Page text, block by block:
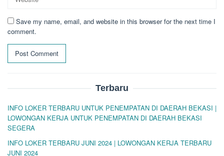
Save my name, email, and website in this browser for the next time I
comment.
Terbaru
INFO LOKER TERBARU UNTUK PENEMPATAN DI DAERAH BEKASI |
LOWONGAN KERJA UNTUK PENEMPATAN DI DAERAH BEKASI
SEGERA
INFO LOKER TERBARU JUNI 2024 | LOWONGAN KERJA TERBARU
JUNI 2024